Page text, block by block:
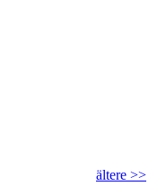
ältere >>